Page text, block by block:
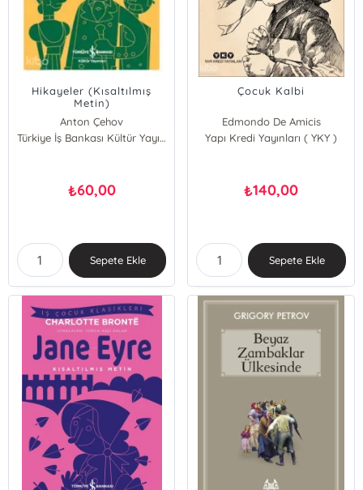
Hikayeler (Kısaltılmış
Metin)
Anton Çehov
Türkiye İş Bankası Kültür Yayınları
₺60,00
Sepete Ekle
Çocuk Kalbi
Edmondo De Amicis
Yapı Kredi Yayınları ( YKY )
₺140,00
Sepete Ekle